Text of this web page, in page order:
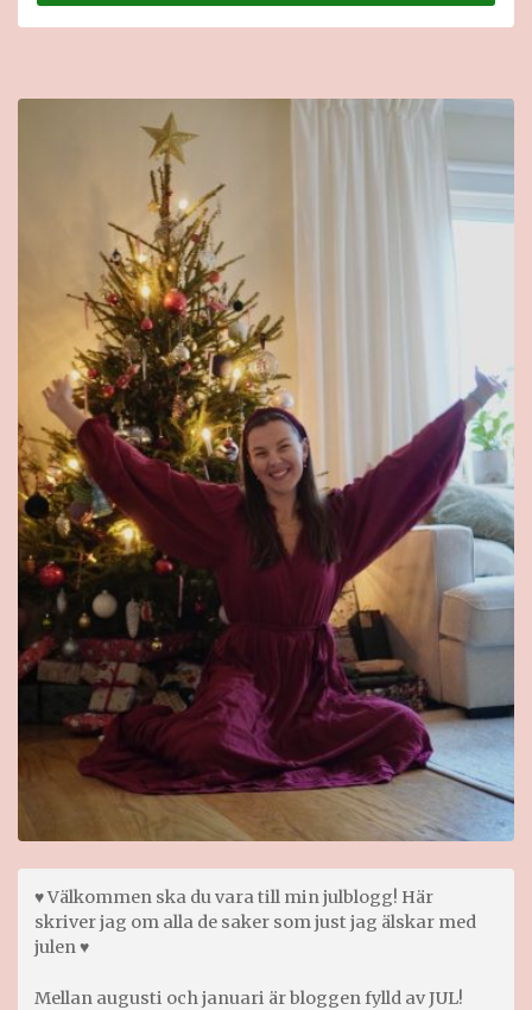
♥ Välkommen ska du vara till min julblogg! Här
skriver jag om alla de saker som just jag älskar med
julen ♥
Mellan augusti och januari är bloggen fylld av JUL!